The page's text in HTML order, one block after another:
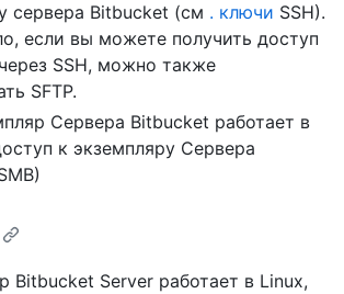
сервера Bitbucket (см . ключи SSH).
если вы можете получить доступ
SSH, можно также
SFTP.
Сервера Bitbucket работает в
к экземпляру Сервера
Bitbucket Server работает в Linux,